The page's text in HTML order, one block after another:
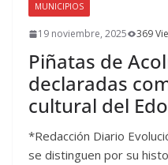
MUNICIPIOS
19 noviembre, 2025 369
Piñatas de
declaradas
cultural del
*Redacción Diario
se distinguen por su